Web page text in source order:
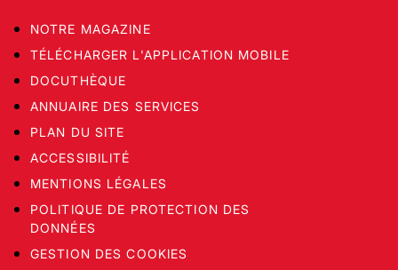
NOTRE MAGAZINE
TÉLÉCHARGER L'APPLICATION MOBILE
DOCUTHÈQUE
ANNUAIRE DES SERVICES
PLAN DU SITE
ACCESSIBILITÉ
MENTIONS LÉGALES
POLITIQUE DE PROTECTION DES
DONNÉES
GESTION DES COOKIES